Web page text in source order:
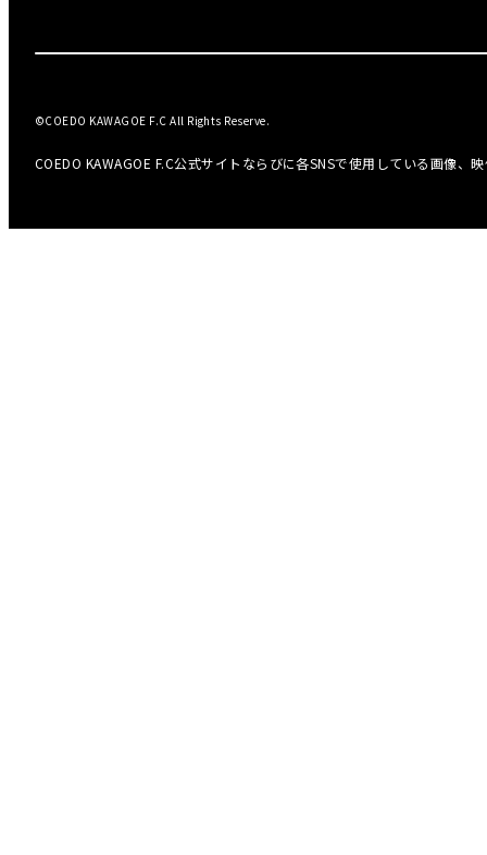
COEDO KAWAGOE F.C公式サイトならびに各SNSで使用している画像、
©COEDO KAWAGOE F.C All Rights Reserve.